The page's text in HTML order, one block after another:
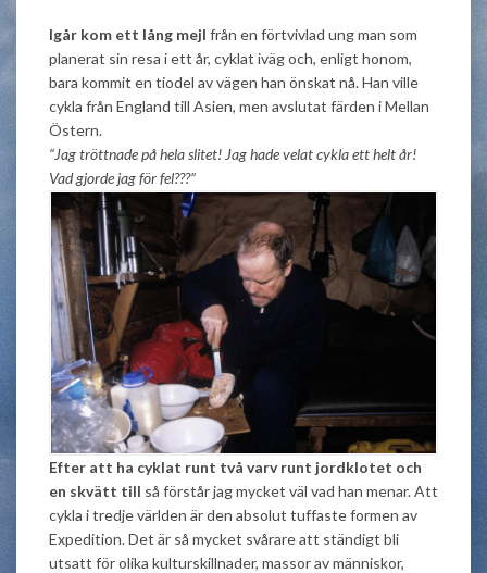
Igår kom ett lång mejl från en förtvivlad ung man som
planerat sin resa i ett år, cyklat iväg och, enligt honom,
bara kommit en tiodel av vägen han önskat nå. Han ville
cykla från England till Asien, men avslutat färden i Mellan
Östern.
“Jag tröttnade på hela slitet! Jag hade velat cykla ett helt år!
Vad gjorde jag för fel???”
Efter att ha cyklat runt två varv runt jordklotet och
en skvätt till så förstår jag mycket väl vad han menar. Att
cykla i tredje världen är den absolut tuffaste formen av
Expedition. Det är så mycket svårare att ständigt bli
utsatt för olika kulturskillnader, massor av människor,